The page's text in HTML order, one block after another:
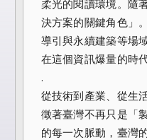
柔光的閱讀環境。隨
決方案的關鍵角色」
導引與永續建築等場
在這個資訊爆量的時
.
從技術到產業、從生
徵著臺灣不再只是「
的每一次脈動，臺灣